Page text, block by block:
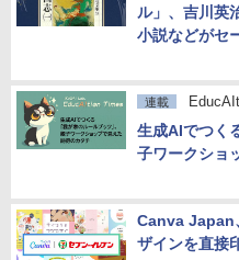
ル」、吉川英
小説などがセ
連載
生成AIでつく
子ワークショ
Canva Japan
ザインを直接